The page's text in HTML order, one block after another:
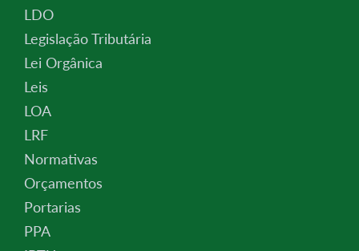
LDO
Legislação Tributária
Lei Orgânica
Leis
LOA
LRF
Normativas
Orçamentos
Portarias
PPA